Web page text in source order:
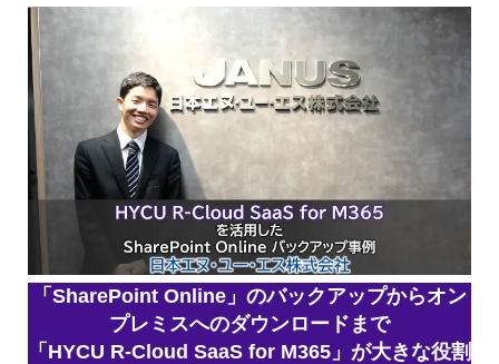
「SharePoint Online」のバックアップからオン
プレミスへのダウンロードまで
「HYCU R-Cloud SaaS for M365」が大きな役割